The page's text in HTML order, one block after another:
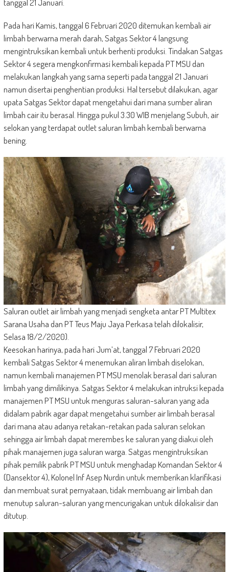
tanggal 21 Januari.
Pada hari Kamis, tanggal 6 Februari 2020 ditemukan kembali air
limbah berwarna merah darah, Satgas Sektor 4 langsung
mengintruksikan kembali untuk berhenti produksi. Tindakan Satgas
Sektor 4 segera mengkonfirmasi kembali kepada PT MSU dan
melakukan langkah yang sama seperti pada tanggal 21 Januari
namun disertai penghentian produksi. Hal tersebut dilakukan, agar
upata Satgas Sektor dapat mengetahui dari mana sumber aliran
limbah cair itu berasal. Hingga pukul 3.30 WIB menjelang Subuh, air
selokan yang terdapat outlet saluran limbah kembali berwarna
bening.
Saluran outlet air limbah yang menjadi sengketa antar PT Multitex
Sarana Usaha dan PT Teus Maju Jaya Perkasa telah dilokalisir,
Selasa 18/2/2020).
Keesokan harinya, pada hari Jum’at, tanggal 7 Februari 2020
kembali Satgas Sektor 4 menemukan aliran limbah diselokan,
namun kembali manajemen PT MSU menolak berasal dari saluran
limbah yang dimilikinya. Satgas Sektor 4 melakukan intruksi kepada
manajemen PT MSU untuk menguras saluran-saluran yang ada
didalam pabrik agar dapat mengetahui sumber air limbah berasal
dari mana atau adanya retakan-retakan pada saluran selokan
sehingga air limbah dapat merembes ke saluran yang diakui oleh
pihak manajemen juga saluran warga. Satgas mengintruksikan
pihak pemilik pabrik PT MSU untuk menghadap Komandan Sektor 4
(Dansektor 4), Kolonel Inf Asep Nurdin untuk memberikan klarifikasi
dan membuat surat pernyataan, tidak membuang air limbah dan
menutup saluran-saluran yang mencurigakan untuk dilokalisir dan
ditutup.